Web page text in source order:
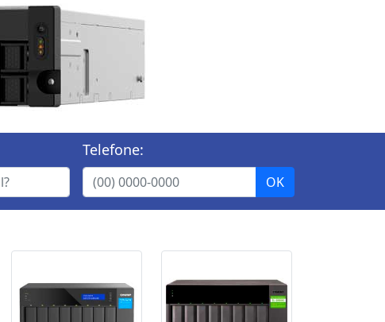
Telefone: